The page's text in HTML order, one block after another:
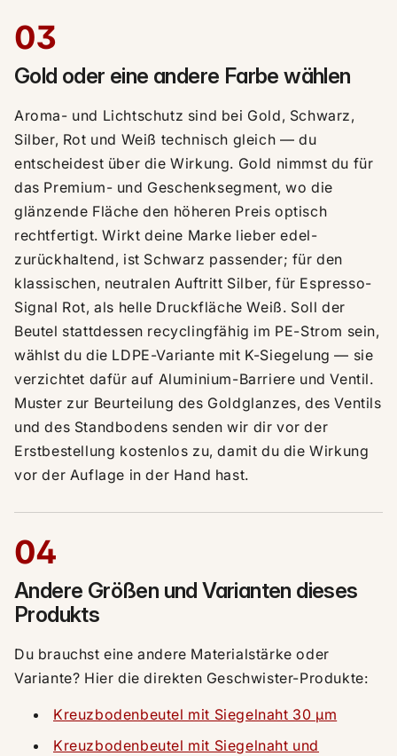
03
Gold oder eine andere Farbe wählen
Aroma- und Lichtschutz sind bei Gold, Schwarz,
Silber, Rot und Weiß technisch gleich — du
entscheidest über die Wirkung. Gold nimmst du für
das Premium- und Geschenksegment, wo die
glänzende Fläche den höheren Preis optisch
rechtfertigt. Wirkt deine Marke lieber edel-
zurückhaltend, ist Schwarz passender; für den
klassischen, neutralen Auftritt Silber, für Espresso-
Signal Rot, als helle Druckfläche Weiß. Soll der
Beutel stattdessen recyclingfähig im PE-Strom sein,
wählst du die LDPE-Variante mit K-Siegelung — sie
verzichtet dafür auf Aluminium-Barriere und Ventil.
Muster zur Beurteilung des Goldglanzes, des Ventils
und des Standbodens senden wir dir vor der
Erstbestellung kostenlos zu, damit du die Wirkung
vor der Auflage in der Hand hast.
04
Andere Größen und Varianten dieses
Produkts
Du brauchst eine andere Materialstärke oder
Variante? Hier die direkten Geschwister-Produkte:
Kreuzbodenbeutel mit Siegelnaht 30 µm
Kreuzbodenbeutel mit Siegelnaht und